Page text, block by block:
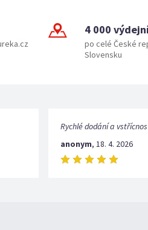
4 000
po celé České
Slovensku
Rychlé dodání a
anonym, 18. 4. 2026